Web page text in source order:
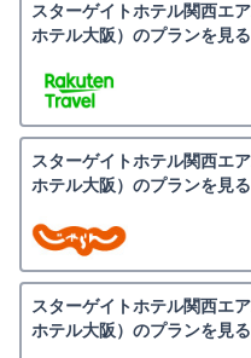
スターゲイトホテル関西エ
ホテル大阪）のプランを見る
スターゲイトホテル関西エ
ホテル大阪）のプランを見る
スターゲイトホテル関西エ
ホテル大阪）のプランを見る